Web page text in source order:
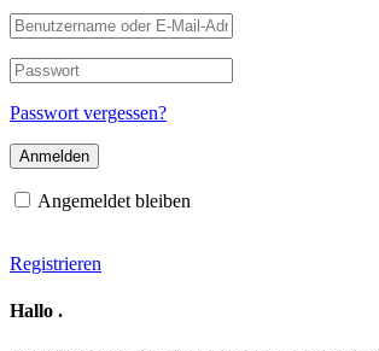
Benutzername
oder
E-
Mail-
Adresse
Passwort
Passwort vergessen?
Angemeldet bleiben
Registrieren
Hallo .